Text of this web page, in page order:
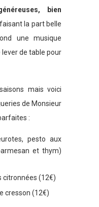
bien
la part belle
une musique
de table pour
mais voici
de Monsieur
:
pesto aux
et thym)
citronnées (12€)
cresson (12€)